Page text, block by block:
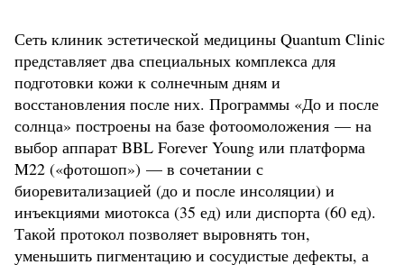
Сеть клиник эстетической медицины Quantum Clinic
представляет два специальных комплекса для
подготовки кожи к солнечным дням и
восстановления после них. Программы «До и после
солнца» построены на базе фотоомоложения — на
выбор аппарат BBL Forever Young или платформа
M22 («фотошоп») — в сочетании с
биоревитализацией (до и после инсоляции) и
инъекциями миотокса (35 ед) или диспорта (60 ед).
Такой протокол позволяет выровнять тон,
уменьшить пигментацию и сосудистые дефекты, а